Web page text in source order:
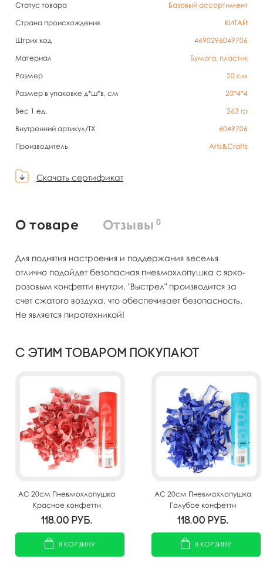
Статус товара
Базовый ассортимент
Страна происхождения
КИТАЙ
Штрих код
4690296049706
Материал
Бумага, пластик
Размер
20 см
Размер в упаковке д*ш*в, см
20*4*4
Вес 1 ед.
263 гр
Внутренний артикул/TX
6049706
Производитель
Arts&Crafts
Скачать сертификат
О товаре Отзывы 0
Для поднятия настроения и поддержания веселья
отлично подойдет безопасная пневмохлопушка с ярко-
розовым конфетти внутри. "Выстрел" производится за
счет сжатого воздуха, что обеспечивает безопасность.
Не является пиротехникой!
С этим товаром покупают
AC 20см Пневмохлопушка
Красное конфетти
118.00 руб.
В КОРЗИНУ
AC 20см Пневмохлопушка
Голубое конфетти
118.00 руб.
В КОРЗИНУ